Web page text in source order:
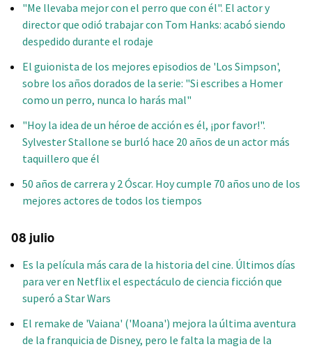
"Me llevaba mejor con el perro que con él". El actor y
director que odió trabajar con Tom Hanks: acabó siendo
despedido durante el rodaje
El guionista de los mejores episodios de 'Los Simpson',
sobre los años dorados de la serie: "Si escribes a Homer
como un perro, nunca lo harás mal"
"Hoy la idea de un héroe de acción es él, ¡por favor!".
Sylvester Stallone se burló hace 20 años de un actor más
taquillero que él
50 años de carrera y 2 Óscar. Hoy cumple 70 años uno de los
mejores actores de todos los tiempos
08 julio
Es la película más cara de la historia del cine. Últimos días
para ver en Netflix el espectáculo de ciencia ficción que
superó a Star Wars
El remake de 'Vaiana' ('Moana') mejora la última aventura
de la franquicia de Disney, pero le falta la magia de la